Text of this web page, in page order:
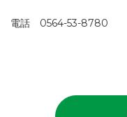
電話 0564-53-8780